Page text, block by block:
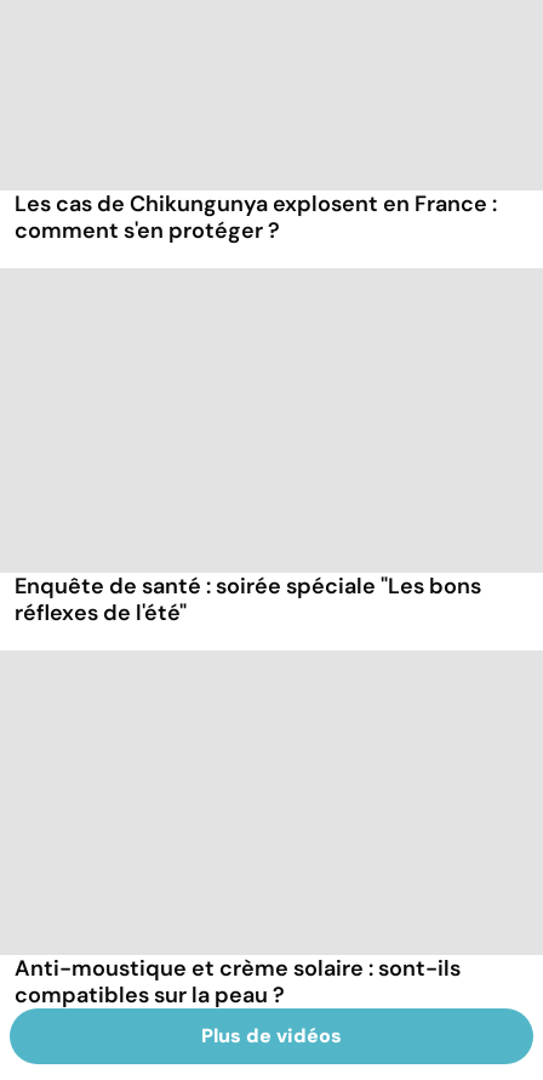
Les cas de Chikungunya explosent en France :
comment s'en protéger ?
Enquête de santé : soirée spéciale "Les bons
réflexes de l'été"
Anti-moustique et crème solaire : sont-ils
compatibles sur la peau ?
Plus de vidéos